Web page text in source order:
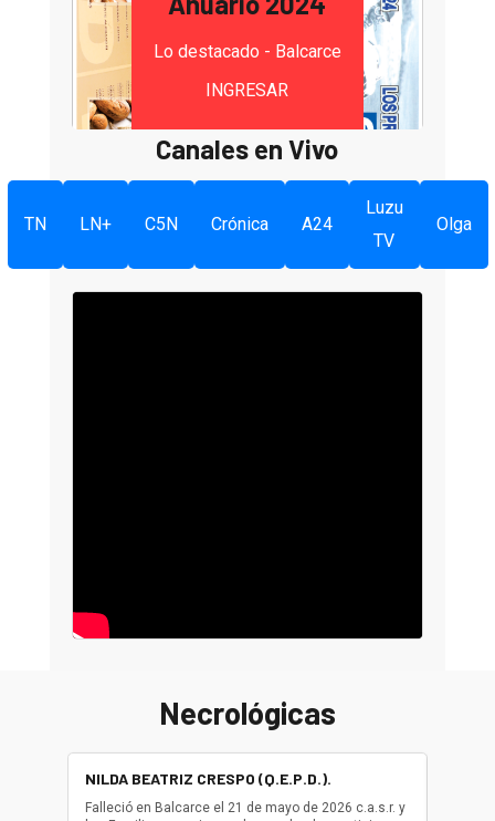
Lo destacado - Balcarce
INGRESAR
Canales en Vivo
TN LN+ C5N Crónica A24
Luzu
TV
Olga
Necrológicas
NILDA BEATRIZ CRESPO (Q.E.P.D.).
Falleció en Balcarce el 21 de mayo de 2026 c.a.s.r. y